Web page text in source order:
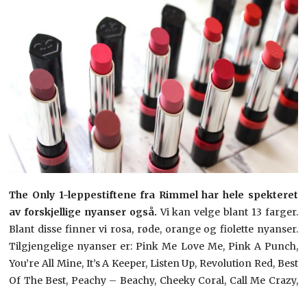
The Only 1-leppestiftene fra Rimmel har hele spekteret
av forskjellige nyanser også. Vi kan velge blant 13 farger.
Blant disse finner vi rosa, røde, orange og fiolette nyanser.
Tilgjengelige nyanser er: Pink Me Love Me, Pink A Punch,
You’re All Mine, It’s A Keeper, Listen Up, Revolution Red, Best
Of The Best, Peachy – Beachy, Cheeky Coral, Call Me Crazy,